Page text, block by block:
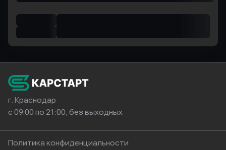
г. Краснодар
с 09:00 по 21:00, без выходных
Политика конфиденциальности